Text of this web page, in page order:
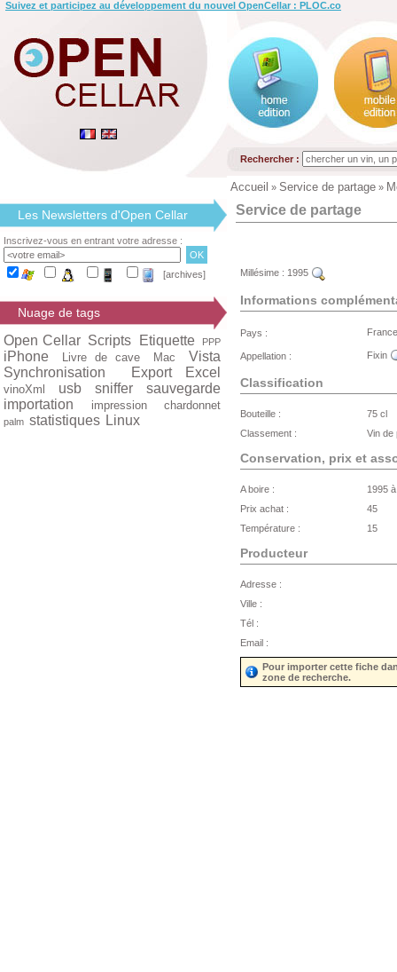
Suivez et participez au développement du nouvel OpenCellar : PLOC.co
Rechercher :
Accueil » Service de partage »
Les Newsletters d'Open Cellar
Inscrivez-vous en entrant votre adresse :
[archives]
Nuage de tags
Open Cellar Scripts Etiquette PPP
iPhone Livre de cave Mac
Vista
Synchronisation
Export Excel
vinoXml usb sniffer
sauvegarde
importation
impression chardonnet
palm statistiques Linux
Service de partage
Millésime : 1995
Informations
Pays :
Appellation : Fixin
Classification
Bouteille :
75 cl
Classement :
Vin de
Conservation, prix et
A boire :
1995
Prix achat :
45
Température :
15
Producteur
Adresse :
Ville :
Tél :
Email :
Pour importer cette fiche
zone de recherche.